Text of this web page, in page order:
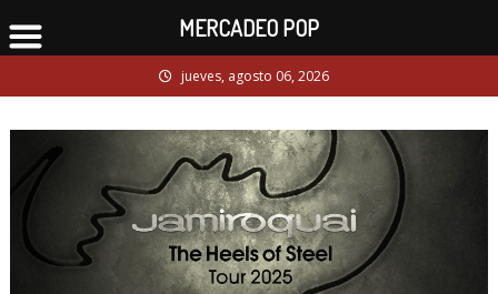
to
jueves, agosto 06, 2026
MERCADEO POP